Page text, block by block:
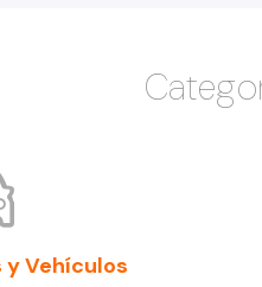
y Vehículos